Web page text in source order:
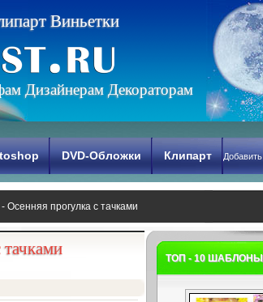
ипарт Виньетки
Дизайнерам Декораторам
DVD-Обложки Клипарт
Осенняя прогулка с тачками
ТОП - 10 ШАБЛОНЫ